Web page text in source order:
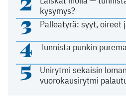
kysymys?
3 Palleatyrä: syyt, oireet
4 Tunnista punkin
5
Unirytmi sekaisin
vuorokausirytmi